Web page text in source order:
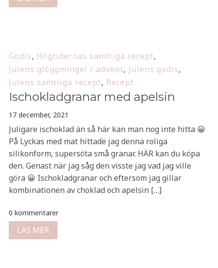
Godis, Högtidernas samtliga recept,
Julens glöggmingel / advent, Julens godis,
Julens samtliga recept, Recept
Ischokladgranar med apelsin
17 december, 2021
Juligare ischoklad än så här kan man nog inte hitta 😀
På Lyckas med mat hittade jag denna roliga
silikonform, supersöta små granar. HÄR kan du köpa
den. Genast när jag såg den visste jag vad jag ville
göra 😀 Ischokladgranar och eftersom jag gillar
kombinationen av choklad och apelsin […]
0 kommentarer
LÄS MER